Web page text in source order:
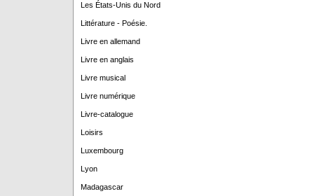
Les États-Unis du Nord
Littérature - Poésie.
Livre en allemand
Livre en anglais
Livre musical
Livre numérique
Livre-catalogue
Loisirs
Luxembourg
Lyon
Madagascar